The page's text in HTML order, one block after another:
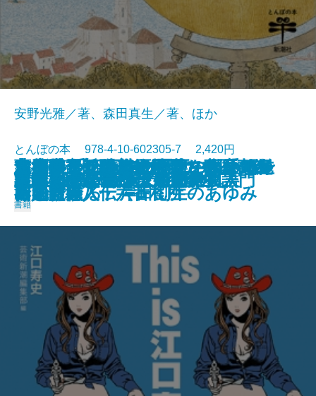
新版 宇野千代 女の一生
志度寺 千四百年の歴史の玉手箱─
四国霊場八十六番札所─
白洲正子が愛した京都
蔦屋重三郎のエロチカ 歌麿の春
画と吉原
「ベルサイユのばら」の真実
原田マハのポスト印象派物語
21世紀のための三島由紀夫入門
青池保子 騒がしき男たちとマン
ガの冒険
国宝クラス仏をさがせ！
はじめてであう安野光雅
安野光雅／著、森田真生／著、ほか
とんぼの本 978-4-10-602305-7 2,420円
2023/11/01
書籍
This is 江口寿史!!
太古の奇想と超絶技巧 中国青銅
器入門
リ・アルティジャーニ―ルネサン
ス画家職人伝―
つげ義春 名作原画とフランス紀
行
京都国立近代美術館のコレクショ
ンでたどる 岸田劉生のあゆみ
谷内六郎 いつか見た夢
謎解き 鳥獣戯画
あの懐かしい味の野菜を自分でつ
くる
またいつか歩きたい町―私の町並
み紀行―
東京のミュージアム100